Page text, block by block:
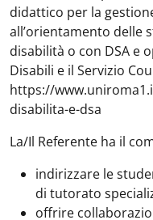
didattico per la
all’orientamento delle
disabilità o con DSA e
Disabili e il Servizio
https://
disabilita-e-dsa
La/Il Referente ha il
indirizzare le
di tutorato
offrire